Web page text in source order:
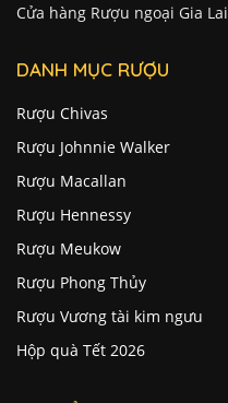
Cửa hàng Rượu ngoại Gia Lai
DANH MỤC RƯỢU
Rượu Chivas
Rượu Johnnie Walker
Rượu Macallan
Rượu Hennessy
Rượu Meukow
Rượu Phong Thủy
Rượu Vương tài kim ngưu
Hộp quà Tết 2026